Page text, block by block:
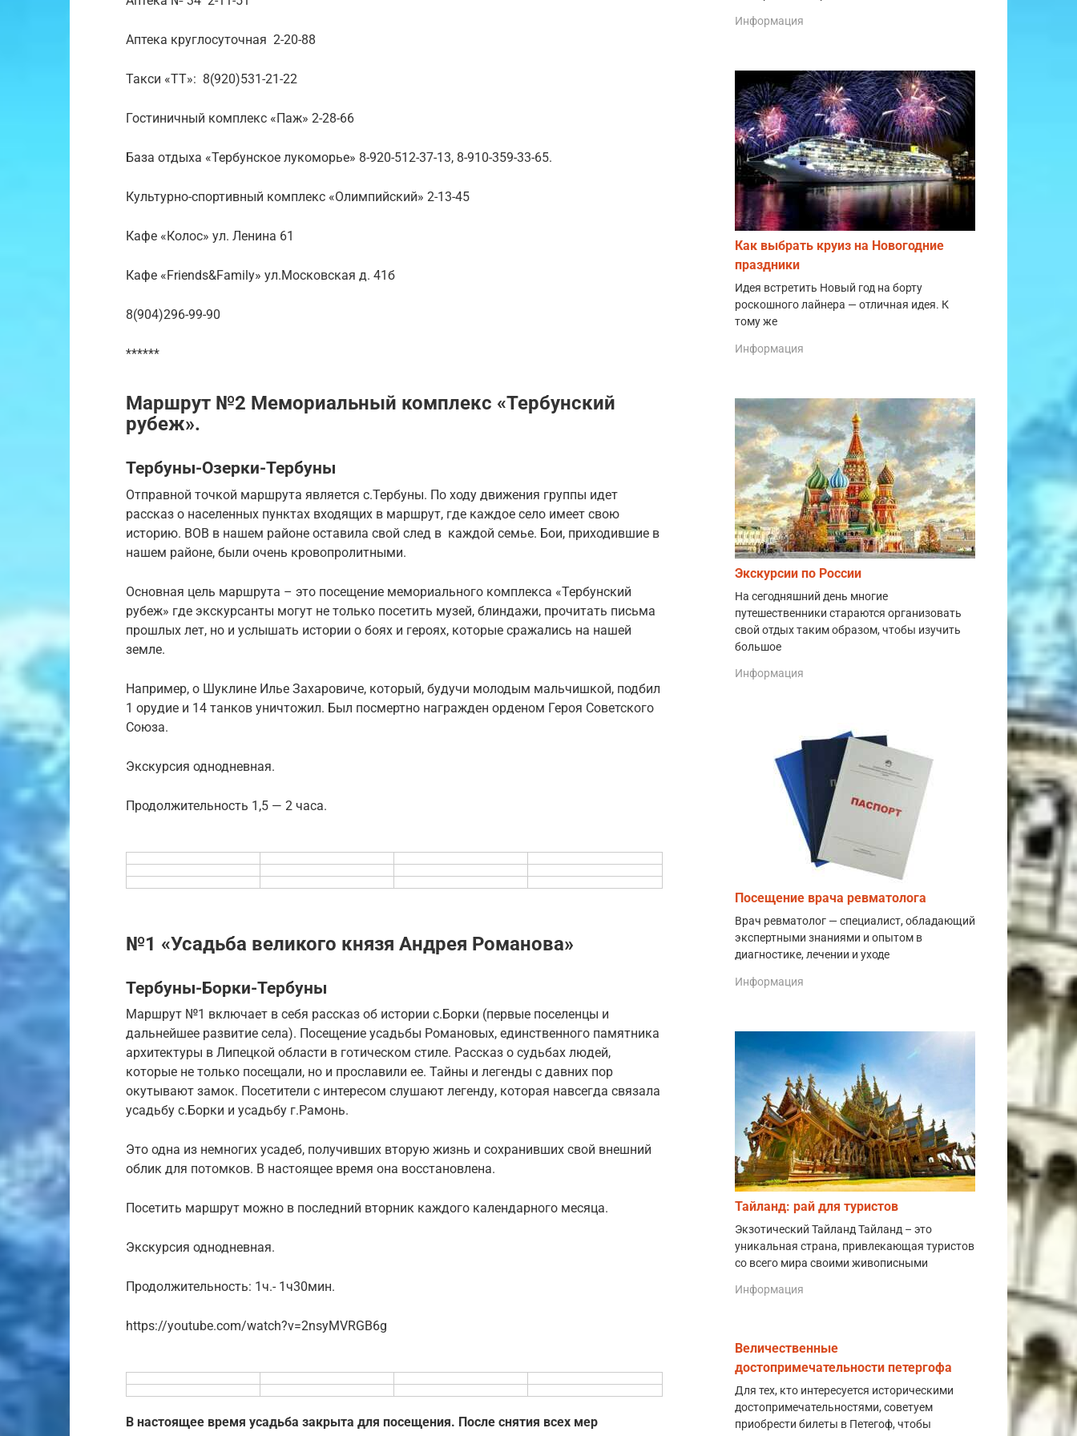
Аптека круглосуточная 2-20-88
Такси «ТТ»: 8(920)531-21-22
Гостиничный комплекс «Паж» 2-28-66
База отдыха «Тербунское лукоморье» 8-920-512-37-13, 8-910-359-33-65.
Культурно-спортивный комплекс «Олимпийский» 2-13-45
Кафе «Колос» ул. Ленина 61
Кафе «Friends&Family» ул.Московская д. 41б
8(904)296-99-90
******
Маршрут №2 Мемориальный комплекс «Тербунский
рубеж».
Тербуны-Озерки-Тербуны
Отправной точкой маршрута является с.Тербуны. По ходу движения группы идет
рассказ о населенных пунктах входящих в маршрут, где каждое село имеет свою
историю. ВОВ в нашем районе оставила свой след в каждой семье. Бои, приходившие в
нашем районе, были очень кровопролитными.
Основная цель маршрута – это посещение мемориального комплекса «Тербунский
рубеж» где экскурсанты могут не только посетить музей, блиндажи, прочитать письма
прошлых лет, но и услышать истории о боях и героях, которые сражались на нашей
земле.
Например, о Шуклине Илье Захаровиче, который, будучи молодым мальчишкой, подбил
1 орудие и 14 танков уничтожил. Был посмертно награжден орденом Героя Советского
Союза.
Экскурсия однодневная.
Продолжительность 1,5 — 2 часа.
№1 «Усадьба великого князя Андрея Романова»
Тербуны-Борки-Тербуны
Маршрут №1 включает в себя рассказ об истории с.Борки (первые поселенцы и
дальнейшее развитие села). Посещение усадьбы Романовых, единственного памятника
архитектуры в Липецкой области в готическом стиле. Рассказ о судьбах людей,
которые не только посещали, но и прославили ее. Тайны и легенды с давних пор
окутывают замок. Посетители с интересом слушают легенду, которая навсегда связала
усадьбу с.Борки и усадьбу г.Рамонь.
Это одна из немногих усадеб, получивших вторую жизнь и сохранивших свой внешний
облик для потомков. В настоящее время она восстановлена.
Посетить маршрут можно в последний вторник каждого календарного месяца.
Экскурсия однодневная.
Продолжительность: 1ч.- 1ч30мин.
https://youtube.com/watch?v=2nsyMVRGB6g
В настоящее время усадьба закрыта для посещения. После снятия всех мер
Информация
Как выбрать круиз на Новогодние
праздники
Идея встретить Новый год на борту
роскошного лайнера — отличная идея. К
тому же
Информация
Экскурсии по России
На сегодняшний день многие
путешественники стараются организовать
свой отдых таким образом, чтобы изучить
большое
Информация
Посещение врача ревматолога
Врач ревматолог — специалист, обладающий
экспертными знаниями и опытом в
диагностике, лечении и уходе
Информация
Тайланд: рай для туристов
Экзотический Тайланд Тайланд – это
уникальная страна, привлекающая туристов
со всего мира своими живописными
Информация
Величественные
достопримечательности петергофа
Для тех, кто интересуется историческими
достопримечательностями, советуем
приобрести билеты в Петегоф, чтобы